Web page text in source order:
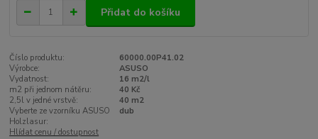
Přidat do košíku
Číslo produktu:
60000.00P41.02
Výrobce:
ASUSO
Vydatnost:
16 m2/l
m2 při jednom nátěru:
40 Kč
2,5l v jedné vrstvě:
40 m2
Vyberte ze vzorníku ASUSO
Holzlasur:
dub
Hlídat cenu / dostupnost